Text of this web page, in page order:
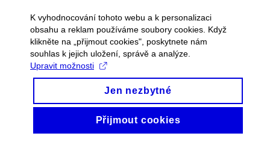
K vyhodnocování tohoto webu a k personalizaci
obsahu a reklam používáme soubory cookies. Když
klikněte na „přijmout cookies", poskytnete nám
souhlas k jejich uložení, správě a analýze.
Upravit možnosti
Jen nezbytné
Přijmout cookies